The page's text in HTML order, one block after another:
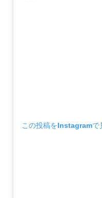
この投稿をInstagramで